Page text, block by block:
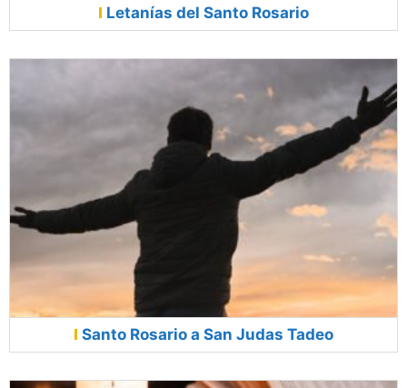
Letanías del Santo Rosario
Santo Rosario a San Judas Tadeo